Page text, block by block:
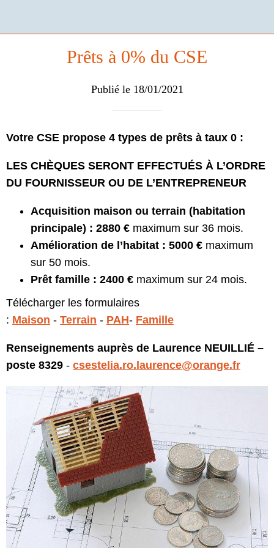
Prêts à 0% du CSE
Publié le 18/01/2021
Votre CSE propose 4 types de prêts à taux 0 :
LES CHÈQUES SERONT EFFECTUÉS À L’ORDRE
DU FOURNISSEUR OU DE L’ENTREPRENEUR
Acquisition maison ou terrain (habitation
principale) : 2880 € maximum sur 36 mois.
Amélioration de l’habitat : 5000 € maximum
sur 50 mois.
Prêt famille : 2400 € maximum sur 24 mois.
Télécharger les formulaires
: Maison - Terrain - PAH- Famille
Renseignements auprès de Laurence NEUILLIÉ –
poste 8329 - csestelia.ro.laurence@orange.fr